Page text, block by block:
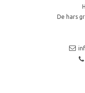
De hars